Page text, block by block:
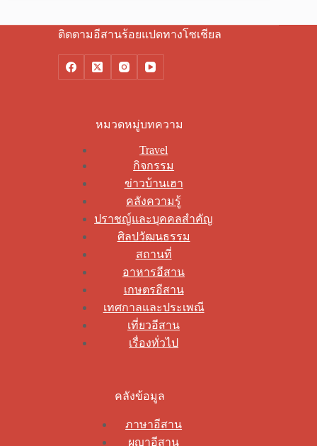
ติดตามอีสานร้อยแปดทางโซเชียล
หมวดหมู่บทความ
Travel
กิจกรรม
ข่าวบ้านเฮา
คลังความรู้
ปราชญ์และบุคคลสำคัญ
ศิลปวัฒนธรรม
สถานที่
อาหารอีสาน
เกษตรอีสาน
เทศกาลและประเพณี
เที่ยวอีสาน
เรื่องทั่วไป
คลังข้อมูล
ภาษาอีสาน
ผญาอีสาน